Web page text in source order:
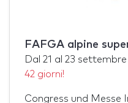
FAFGA alpine
Dal 21 al 23 settembre
42 giorni!
Congress und Messe